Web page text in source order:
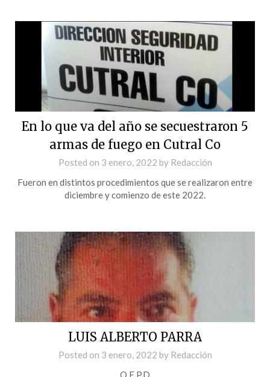
En lo que va del año se secuestraron 5
armas de fuego en Cutral Co
Posted on 3 enero, 2022 by Redacción
Fueron en distintos procedimientos que se realizaron entre
diciembre y comienzo de este 2022.
LUIS ALBERTO PARRA
Posted on 3 enero, 2022 by Redacción
Q.E.P.D